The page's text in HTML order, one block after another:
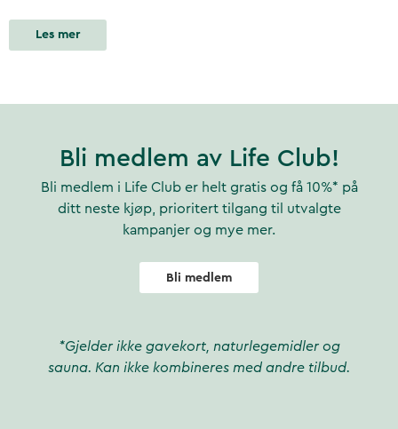
Les mer
Bli medlem av Life Club!
Bli medlem i Life Club er helt gratis og få 10%* på
ditt neste kjøp, prioritert tilgang til utvalgte
kampanjer og mye mer.
Bli medlem
*Gjelder ikke gavekort, naturlegemidler og
sauna. Kan ikke kombineres med andre tilbud.